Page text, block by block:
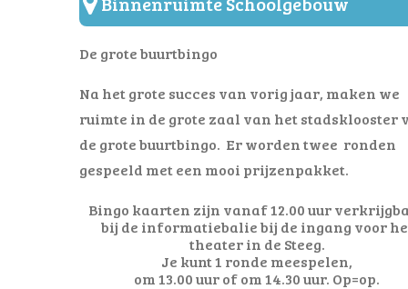
De grote buurtbingo
Na het grote succes van vorig jaar, maken we
ruimte in de grote zaal van het stadsklooster
de grote buurtbingo. Er worden twee ronden
gespeeld met een mooi prijzenpakket.
Bingo kaarten zijn vanaf 12.00 uur
bij de informatiebalie bij de ingang voor
theater in de Steeg.
Je kunt 1 ronde meespelen,
om 13.00 uur of om 14.30 uur. Op=op.